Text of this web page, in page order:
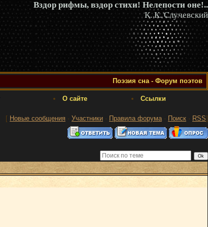
Вздор рифмы, вздор стихи! Нелепости оне!..
К. К. Случевский
Поэзия сна - Форум поэтов
О сайте Ссылки
[ Новые сообщения · Участники · Правила форума· Поиск · RSS]